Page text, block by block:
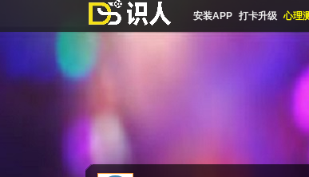
安装APP 打卡升级 心理